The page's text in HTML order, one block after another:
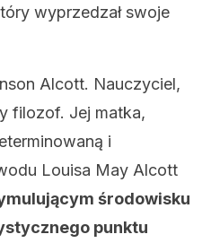
wyprzedzał swoje
Alcott. Nauczyciel,
filozof. Jej matka,
i
Louisa May Alcott
środowisku
punktu